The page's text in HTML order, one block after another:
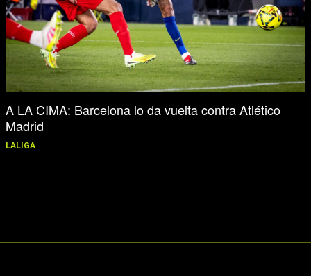
A LA CIMA: Barcelona lo da vuelta contra Atlético
Madrid
LALIGA